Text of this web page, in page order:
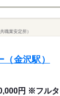
職業安定所）
金沢駅）